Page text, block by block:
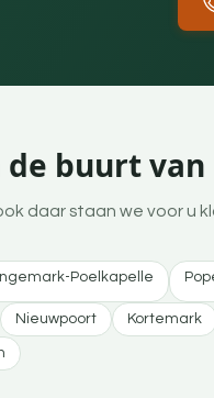
buurt van
daar staan we voor u
Poelkapelle
Nieuwpoort Kortemark